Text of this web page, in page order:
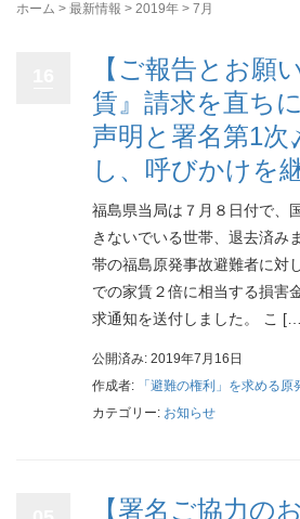
ホーム > 最新情報 > 2019年 > 7月
【ご報告とお願
賃』請求を直ち
声明と署名第1次
し、呼びかけを
福島県当局は７月８日付で、
きないでいる世帯、退去済み
帯の福島原発事故避難者に対
での家賃２倍に相当する損害
求通知を送付しました。 こ
公開済み: 2019年7月16日
作成者:
「避難の権利」を求める原
カテゴリー: お知らせ
【署名ご協力の